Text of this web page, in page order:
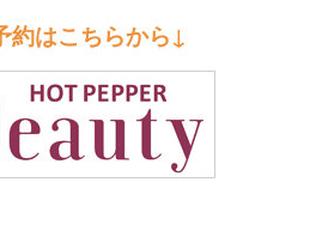
約はこちらから↓